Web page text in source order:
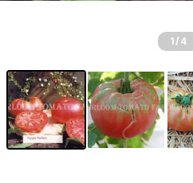
1 /4